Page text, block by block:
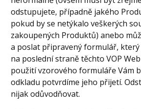
odstupujete, případně jakého
pokud by se netýkalo veškerých
zakoupených Produktů) anebo
a poslat připravený formulář, který
na poslední straně těchto VOP
použití vzorového formuláře Vám
odkladu potvrdíme jeho přijetí.
nijak odůvodňovat.